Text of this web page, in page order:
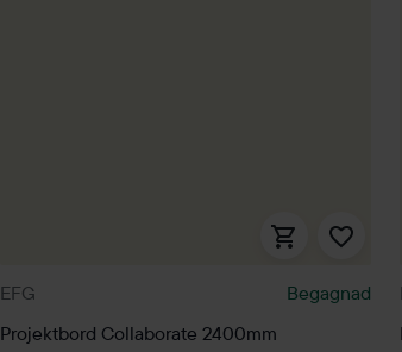
EFG
Begagnad
Projektbord Collaborate 2400mm